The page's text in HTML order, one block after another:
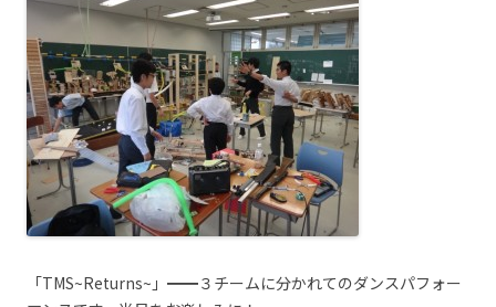
「TMS~Returns~」━━３チームに分かれてのダンスパフォー